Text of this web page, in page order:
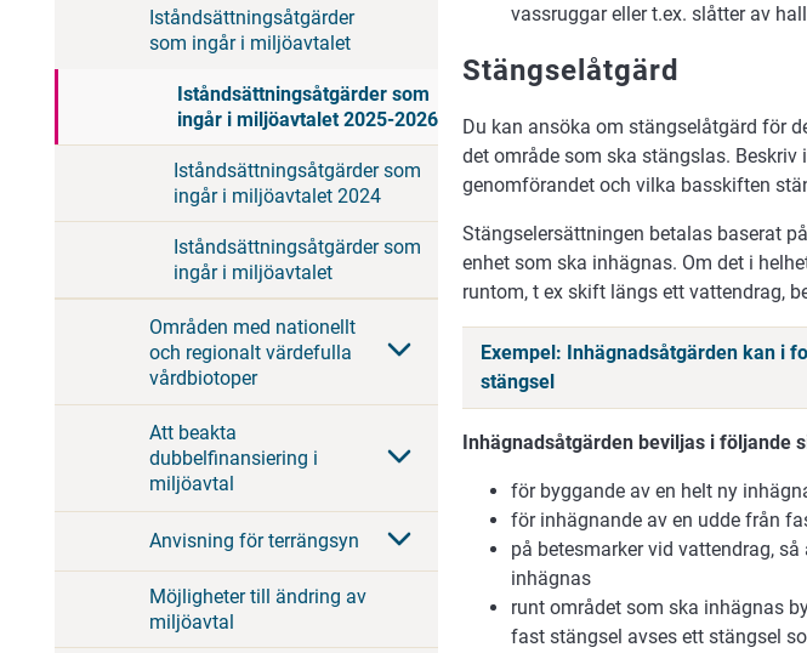
Iståndsättningsåtgärder
som ingår i miljöavtalet
Iståndsättningsåtgärder som
ingår i miljöavtalet 2025-2026
Iståndsättningsåtgärder som
ingår i miljöavtalet 2024
Iståndsättningsåtgärder som
ingår i miljöavtalet
Områden med nationellt
och regionalt värdefulla
vårdbiotoper
Att beakta
dubbelfinansiering i
miljöavtal
Anvisning för terrängsyn
Möjligheter till ändring av
miljöavtal
vassruggar eller t.ex. slåtter av
Stängselåtgärd
Du kan ansöka om stängselåtgärd för
det område som ska stängslas.
genomförandet och vilka basskiften
Stängselersättningen betalas baserat
enhet som ska inhägnas. Om det i
runtom, t ex skift längs ett vattendrag,
Exempel: Inhägnadsåtgärden kan i
stängsel
Inhägnadsåtgärden beviljas i följande
för byggande av en helt ny
för inhägnande av en udde från
på betesmarker vid vattendrag,
inhägnas
runt området som ska inhägnas
fast stängsel avses ett stängsel